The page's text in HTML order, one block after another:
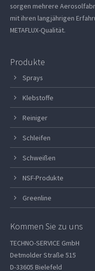
sorgen mehrere
mit ihren langjährigen
METAFLUX-Qualität.
Produkte
Sprays
Klebstoffe
Reiniger
Schleifen
Schweißen
NSF-Produkte
Greenline
Kommen Sie zu uns
TECHNO-SERVICE GmbH
Detmolder Straße 515
D-33605 Bielefeld